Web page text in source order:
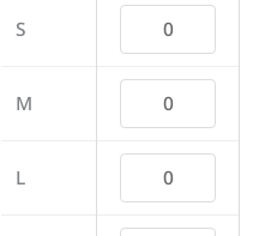
S
M
L